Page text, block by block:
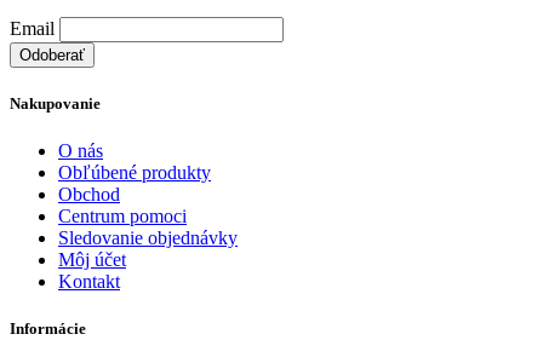
Email
Nakupovanie
O nás
Obľúbené produkty
Obchod
Centrum pomoci
Sledovanie objednávky
Môj účet
Kontakt
Informácie